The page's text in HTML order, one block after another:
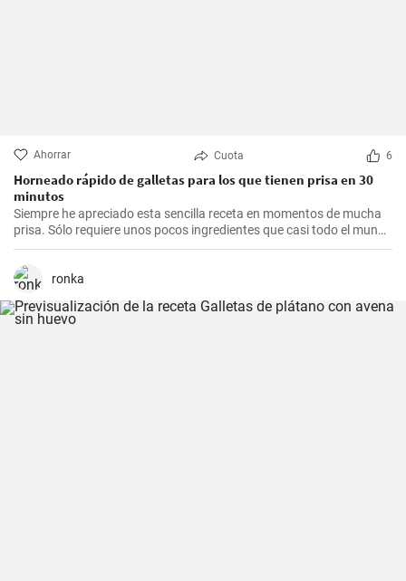
Ahorrar Cuota 6
Horneado rápido de galletas para los que tienen prisa en 30
minutos
Siempre he apreciado esta sencilla receta en momentos de mucha
prisa. Sólo requiere unos pocos ingredientes que casi todo el mundo
tiene en casa, y en apenas 30 minutos puedes estar disfrutando de
unas deliciosas galletas caseras. Con su textura crujiente y su
sabor dulce, siempre eran un éxito para las visitas improvisadas y
ronka